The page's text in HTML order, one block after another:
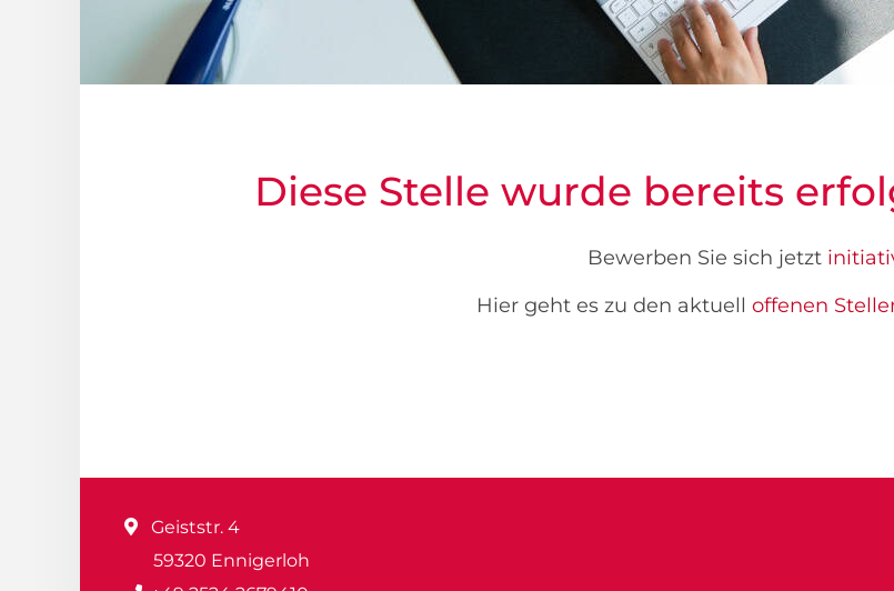
Diese Stelle wurde bereits
Bewerben Sie sich jetzt
Hier geht es zu den aktuell offenen
Geiststr. 4
59320 Ennigerloh